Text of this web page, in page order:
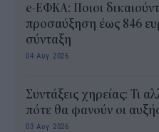
e-ΕΦΚΑ: Ποιοι
προσαύξηση έως 846
σύνταξη
04 Αυγ 2026
Συντάξεις χηρείας: Τι
πότε θα φανούν οι
03 Αυγ 2026